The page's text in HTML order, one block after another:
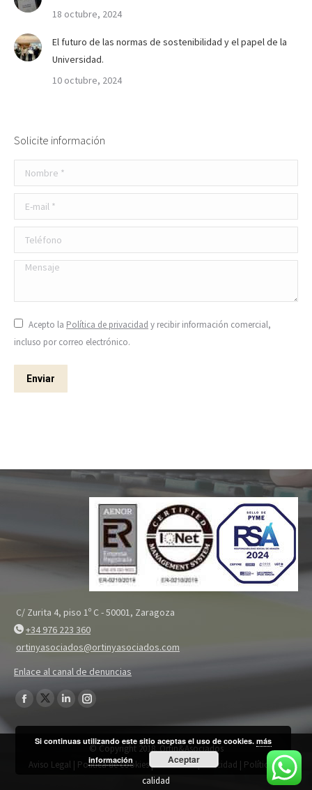
18 octubre, 2024
El futuro de las normas de sostenibilidad y el papel de la
Universidad.
10 octubre, 2024
Solicite información
Nombre *
E-mail *
Teléfono
Mensaje
Acepto la Política de privacidad y recibir información comercial,
incluso por correo electrónico.
Enviar
C/ Zurita 4, piso 1º C - 50001, Zaragoza
+34 976 223 360
ortinyasociados@ortinyasociados.com
Enlace al canal de denuncias
Encuéntranos en:
Facebook
page
opens
in
Twitter
page
opens
in
Linkedin
page
opens
in
Instagram
page
opens
in
© Copyright 2018. Ortin&Asociados
Aviso Legal | Política de cookies|Política de privacidad | Política de
calidad
Si continuas utilizando este sitio aceptas el uso de cookies.más
información
Aceptar